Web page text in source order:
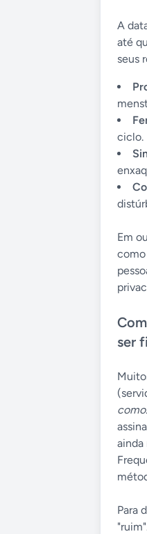
A
até
seus
ciclo.
Em
como
ser
como
ainda
Para